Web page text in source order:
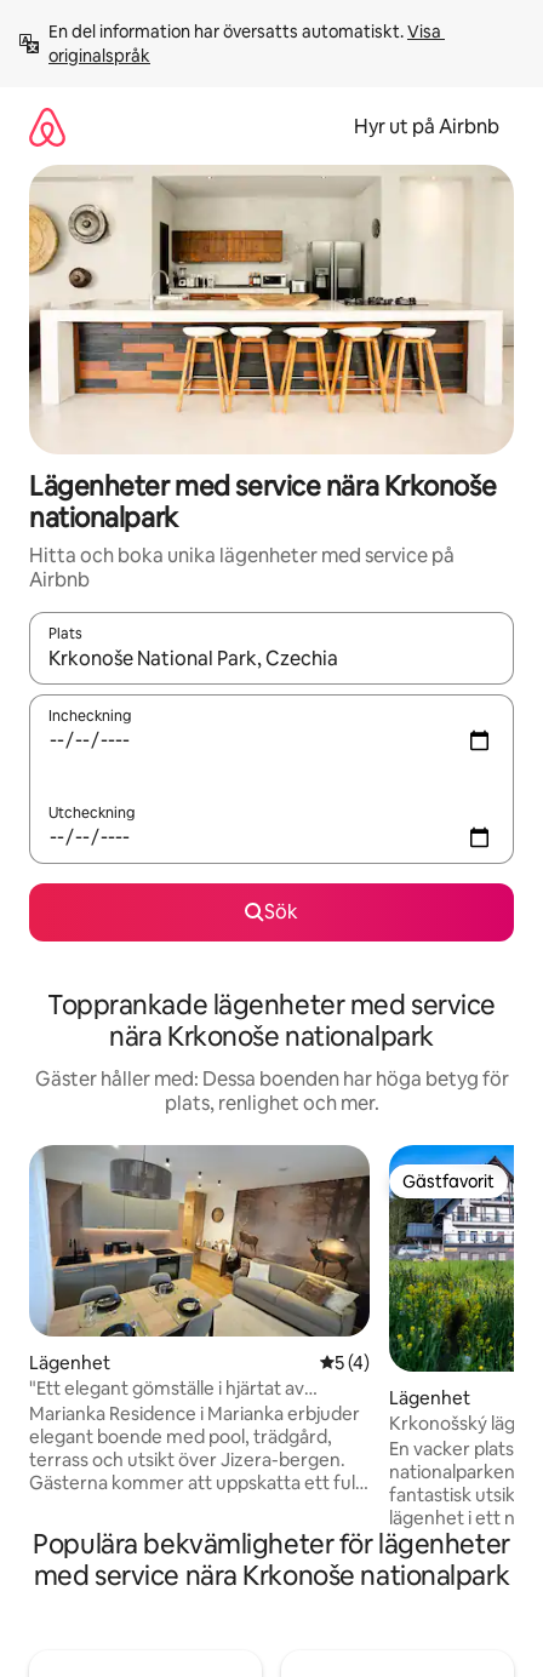
innehåll
En del information har översatts automatiskt. Visa
originalspråk
Hyr ut på Airbnb
Lägenheter med service nära Krkonoše
nationalpark
Hitta och boka unika lägenheter med service på
Airbnb
Plats
När resultaten är tillgängliga kan du navigera med upp- och
Incheckning
Utcheckning
Sök
Topprankade lägenheter med service
nära Krkonoše nationalpark
Gäster håller med: Dessa boenden har höga betyg för
plats, renlighet och mer.
Lägenhet 5 av 5 i genomsnittligt
5 (4)
"Ett elegant gömställe i hjärtat av
bergen" Nr.01
Marianka Residence i Marianka erbjuder
elegant boende med pool, trädgård,
terrass och utsikt över Jizera-bergen.
Gästerna kommer att uppskatta ett fullt
badrum och gratis toalettartiklar. Det
finns en barnsäng, spel och böcker. Det
finns skidstavar, en mobilladdare och ett
Gästfavorit
Gästfavorit
Lägenhet
Krkonošský
En vacker plats
nationalparken
fantastisk utsikt
lägenhet i ett
bergen med
runt. På vintern
liksom för
Populära bekvämligheter för lägenheter
med service nära Krkonoše nationalpark